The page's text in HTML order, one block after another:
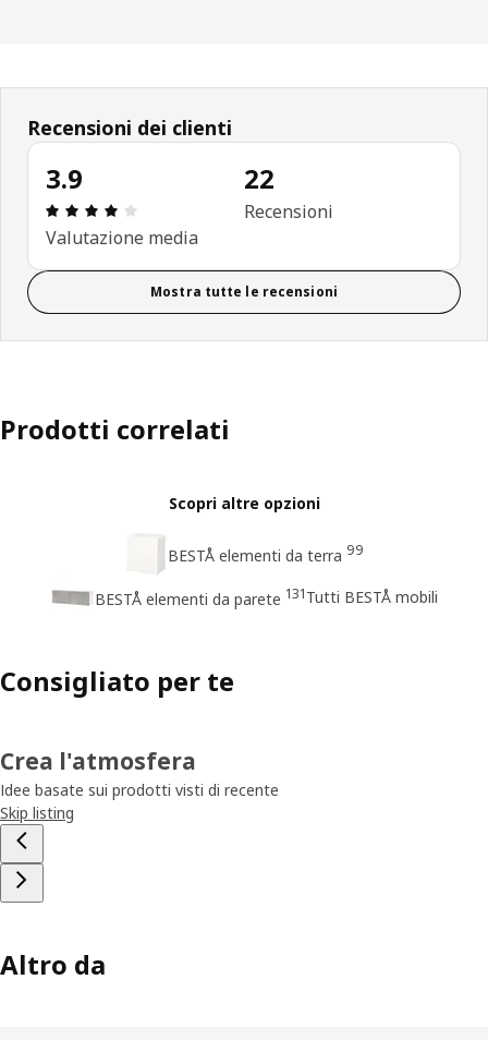
Recensioni dei clienti
3.9
Recensione: 3.9 di 5 stelle. Recensioni totali: 22
Valutazione media
22
Recensioni
Mostra tutte le recensioni
Prodotti correlati
Scopri altre opzioni
BESTÅ elementi da terra 99
BESTÅ elementi da parete 131Tutti BESTÅ mobili
Consigliato per te
Crea l'atmosfera
Idee basate sui prodotti visti di recente
Skip listing
Altro da